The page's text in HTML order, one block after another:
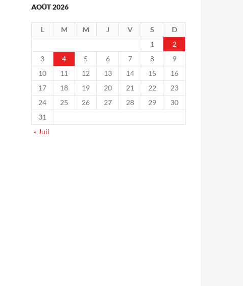
AOÛT 2026
L M M J V S
D
1
2
3
4 5 6 7 8
9
10
11 12 13 14 15
16
17
18 19 20 21 22
23
24
25 26 27 28 29
30
31
« Juil